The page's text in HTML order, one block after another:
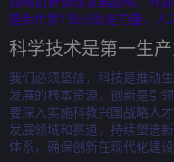
能新优势1知识就是力量，人
科学技术是第一生
我们必须坚信，科技是推动
发展的根本资源，创新是引
要深入实施科教兴国战略人
发展领域和赛道，持续塑造
体系，确保创新在现代化建